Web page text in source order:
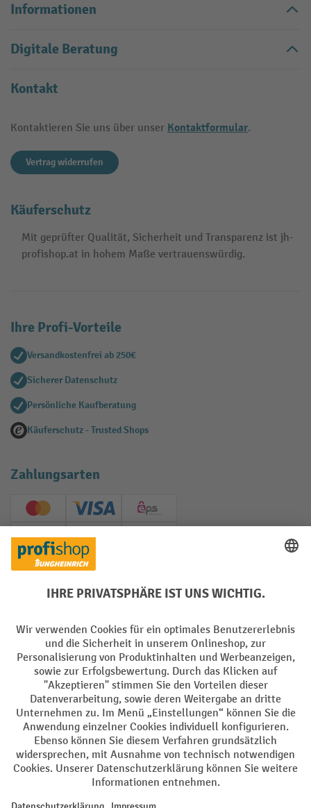
Informationen
Digitale Beratung
Kontakt
Kontaktieren Sie uns über unser Kontaktformular.
Vertrag widerrufen
Käuferschutz
Mit geprüfter Qualität, Sicherheit und Transparenz ist jh-
profishop.at in hohem Maße vertrauenswürdig.
Ihre Profi-Vorteile
Versandkostenfrei ab 250€
Sicherer Datenschutz
Persönliche Kaufberatung
Käuferschutz - Trusted Shops
Zahlungsarten
Creditcard (Master)Creditcard (Visa)
EPS
PayPal
Soziale Netzwerke
Impressum Datenschutz
Barrierefreiheit Privacy Settings
Alle Preise exkl. gesetzl. Mehrwertsteuer zzgl.Versandkostenund ggf.
Nachnahmegebühren, wenn nicht anders angegeben.
¹ Der Rabatt gilt so lange der Vorrat reicht. Der Rabatt gilt nicht auf